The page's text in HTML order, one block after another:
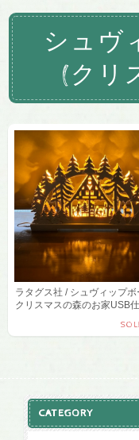
シュヴ
(クリ
ラタグス社 / シュヴィップボ
クリスマスの森のお家USB
CATEGORY